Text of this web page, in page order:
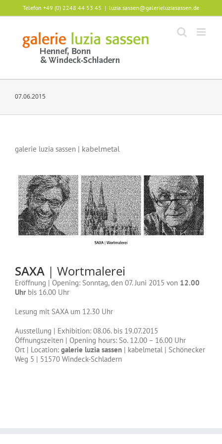
Inhalt
Telefon +49 (0) 2248 44 53 45 | luzia.sassen@galerieluziasassen.de
07.06.2015
galerie luzia sassen | kabelmetal
SAXA | Wortmalerei
Eröffnung | Opening: Sonntag, den 07. Juni 2015 von 12.00
Uhr bis 16.00 Uhr
Lesung mit SAXA um 12.30 Uhr
Ausstellung | Exhibition: 08.06. bis 19.07.2015
Öffnungszeiten | Opening hours: So. 12.00 – 16.00 Uhr
Ort | Location: galerie luzia sassen | kabelmetal | Schönecker
Weg 5 | 51570 Windeck-Schladern